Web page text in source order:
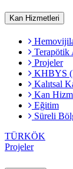
Kan Hizmetleri
Terapötik
Projeler
KHBYS
Kalıtsal
Kan
Eğitim
Süreli
TÜRKÖK
Projeler